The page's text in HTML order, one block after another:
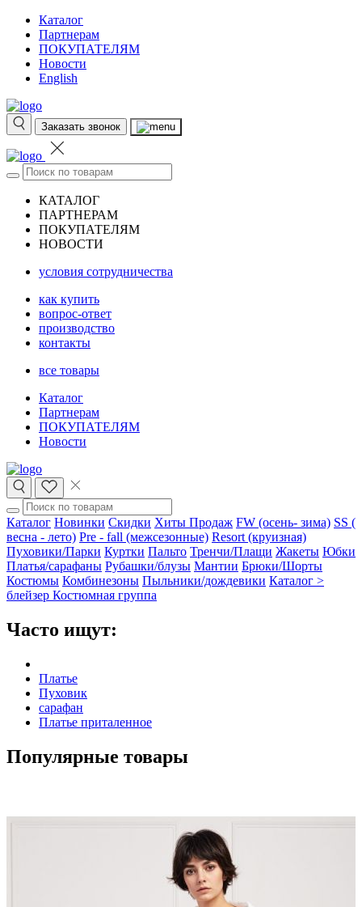
Каталог
Партнерам
ПОКУПАТЕЛЯМ
Новости
English
Заказать звонок
КАТАЛОГ
ПАРТНЕРАМ
ПОКУПАТЕЛЯМ
НОВОСТИ
условия сотрудничества
как купить
вопрос-ответ
производство
контакты
все товары
Каталог
Партнерам
ПОКУПАТЕЛЯМ
Новости
Каталог Новинки Скидки Хиты Продаж FW (осень- зима) SS (
весна - лето) Pre - fall (межсезонные) Resort (круизная)
Пуховики/Парки Куртки Пальто Тренчи/Плащи Жакеты Юбки
Платья/сарафаны Рубашки/блузы Мантии Брюки/Шорты
Костюмы Комбинезоны Пыльники/дождевики Каталог >
блейзер Костюмная группа
Часто ищут:
Платье
Пуховик
сарафан
Платье приталенное
Популярные товары